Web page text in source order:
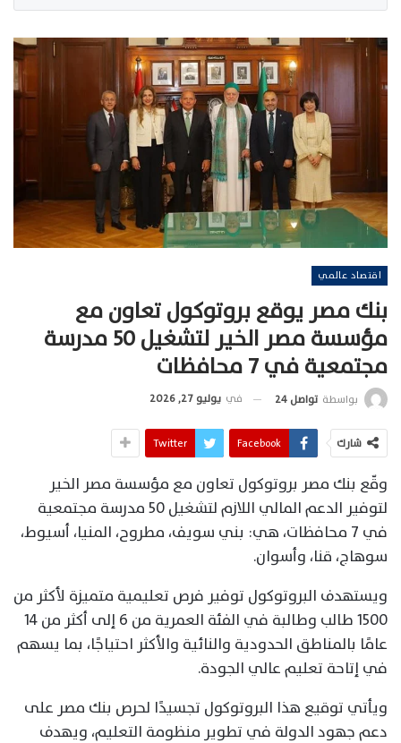
اقتصاد عالمي
بنك مصر يوقع بروتوكول تعاون مع
مؤسسة مصر الخير لتشغيل 50 مدرسة
مجتمعية في 7 محافظات
بواسطة تواصل 24 في يوليو 27, 2026
شارك Facebook
Twitter
وقّع بنك مصر بروتوكول تعاون مع مؤسسة مصر الخير
لتوفير الدعم المالي اللازم لتشغيل 50 مدرسة مجتمعية
في 7 محافظات، هي: بني سويف، مطروح، المنيا، أسيوط،
سوهاج، قنا، وأسوان.
ويستهدف البروتوكول توفير فرص تعليمية متميزة لأكثر من
1500 طالب وطالبة في الفئة العمرية من 6 إلى أكثر من 14
عامًا بالمناطق الحدودية والنائية والأكثر احتياجًا، بما يسهم
في إتاحة تعليم عالي الجودة.
ويأتي توقيع هذا البروتوكول تجسيدًا لحرص بنك مصر على
دعم جهود الدولة في تطوير منظومة التعليم، ويهدف